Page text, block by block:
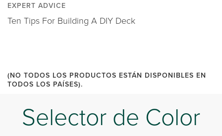
EXPERT ADVICE
Ten Tips For Building A DIY Deck
(NO TODOS LOS PRODUCTOS ESTÁN DISPONIBLES EN
TODOS LOS PAÍSES).
Selector de Color